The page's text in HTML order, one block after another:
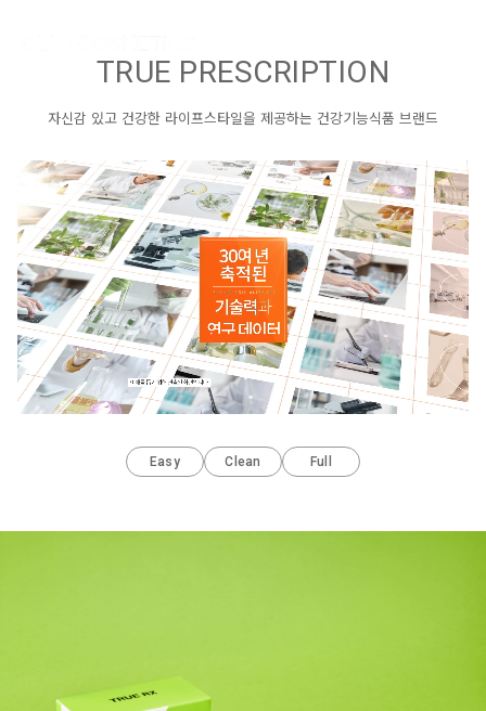
TRUE PRESCRIPTION
자신감 있고 건강한 라이프스타일을 제공하는 건강기능식품 브랜드
Easy Clean Full